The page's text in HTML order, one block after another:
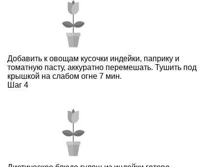
Добавить к овощам кусочки индейки, паприку и
томатную пасту, аккуратно перемешать. Тушить под
крышкой на слабом огне 7 мин.
Шаг 4